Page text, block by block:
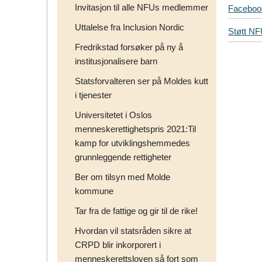
Invitasjon til alle NFUs medlemmer
Uttalelse fra Inclusion Nordic
Fredrikstad forsøker på ny å
institusjonalisere barn
Statsforvalteren ser på Moldes kutt
i tjenester
Universitetet i Oslos
menneskerettighetspris 2021:Til
kamp for utviklingshemmedes
grunnleggende rettigheter
Ber om tilsyn med Molde
kommune
Tar fra de fattige og gir til de rike!
Hvordan vil statsråden sikre at
CRPD blir inkorporert i
menneskerettsloven så fort som
T
i
p
Støtt